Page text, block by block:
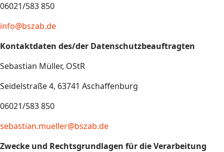
06021/583 850
info@bszab.de
Kontaktdaten des/der Datenschutzbeauftragten
Sebastian Müller, OStR
Seidelstraße 4, 63741 Aschaffenburg
06021/583 850
sebastian.mueller@bszab.de
Zwecke und Rechtsgrundlagen für die Verarbeitung